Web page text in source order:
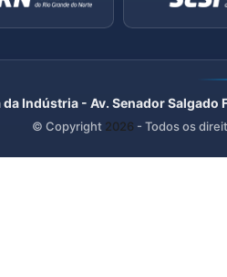
da Indústria - Av. Senador
© Copyright 2026 - Todos os